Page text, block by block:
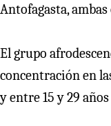
Antofagasta, ambas
El grupo
concentración en
y entre 15 y 29